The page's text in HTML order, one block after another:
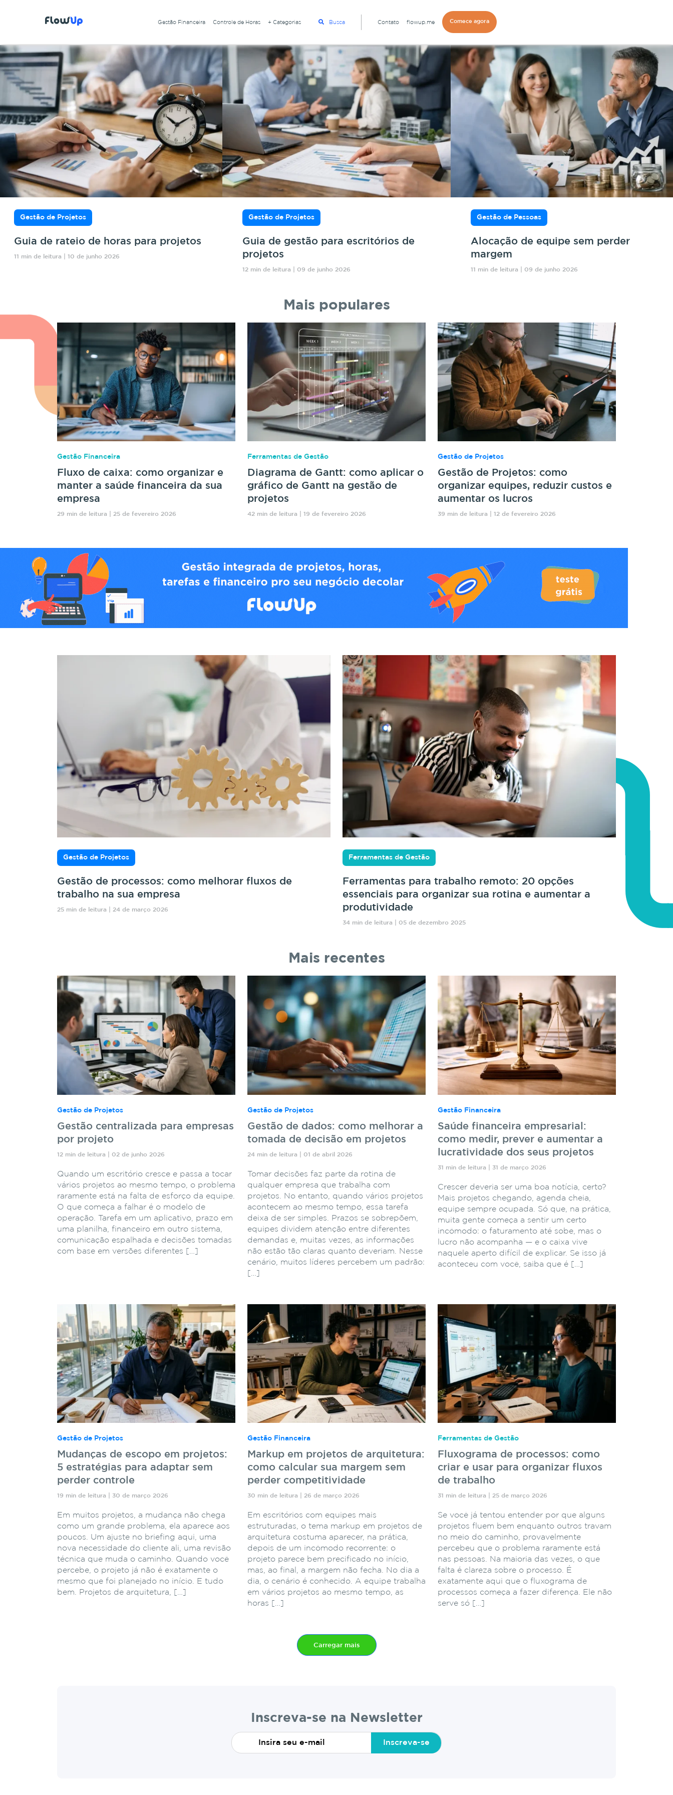
Gestão Financeira Controle de Horas + Categorias Busca Contato flowup.me Comece agora
Gestão de Projetos
Guia de rateio de horas para projetos
11 min de leitura | 10 de junho 2026
Gestão de Projetos
Guia de gestão para escritórios de
projetos
12 min de leitura | 09 de junho 2026
Gestão de Pessoas
Alocação de equipe sem perder
margem
11 min de leitura | 09 de junho 2026
Mais populares
Gestão Financeira
Fluxo de caixa: como organizar e
manter a saúde financeira da sua
empresa
29 min de leitura | 25 de fevereiro 2026
Ferramentas de Gestão
Diagrama de Gantt: como aplicar o
gráfico de Gantt na gestão de
projetos
42 min de leitura | 19 de fevereiro 2026
Gestão de Projetos
Gestão de Projetos: como
organizar equipes, reduzir custos e
aumentar os lucros
39 min de leitura | 12 de fevereiro 2026
Gestão de Projetos
Gestão de processos: como melhorar fluxos de
trabalho na sua empresa
25 min de leitura | 24 de março 2026
Ferramentas de Gestão
Ferramentas para trabalho remoto: 20 opções
essenciais para organizar sua rotina e aumentar a
produtividade
34 min de leitura | 05 de dezembro 2025
Mais recentes
Gestão de Projetos
Gestão centralizada para empresas
por projeto
12 min de leitura | 02 de junho 2026
Quando um escritório cresce e passa a tocar
vários projetos ao mesmo tempo, o problema
raramente está na falta de esforço da equipe.
O que começa a falhar é o modelo de
operação. Tarefa em um aplicativo, prazo em
uma planilha, financeiro em outro sistema,
comunicação espalhada e decisões tomadas
com base em versões diferentes […]
Gestão de Projetos
Gestão de dados: como melhorar a
tomada de decisão em projetos
24 min de leitura | 01 de abril 2026
Tomar decisões faz parte da rotina de
qualquer empresa que trabalha com
projetos. No entanto, quando vários projetos
acontecem ao mesmo tempo, essa tarefa
deixa de ser simples. Prazos se sobrepõem,
equipes dividem atenção entre diferentes
demandas e, muitas vezes, as informações
não estão tão claras quanto deveriam. Nesse
cenário, muitos líderes percebem um padrão:
[…]
Gestão Financeira
Saúde financeira empresarial:
como medir, prever e aumentar a
lucratividade dos seus projetos
31 min de leitura | 31 de março 2026
Crescer deveria ser uma boa notícia, certo?
Mais projetos chegando, agenda cheia,
equipe sempre ocupada. Só que, na prática,
muita gente começa a sentir um certo
incômodo: o faturamento até sobe, mas o
lucro não acompanha — e o caixa vive
naquele aperto difícil de explicar. Se isso já
aconteceu com você, saiba que é […]
Gestão de Projetos
Mudanças de escopo em projetos:
5 estratégias para adaptar sem
perder controle
19 min de leitura | 30 de março 2026
Em muitos projetos, a mudança não chega
como um grande problema, ela aparece aos
poucos. Um ajuste no briefing aqui, uma
nova necessidade do cliente ali, uma revisão
técnica que muda o caminho. Quando você
percebe, o projeto já não é exatamente o
mesmo que foi planejado no início. E tudo
bem. Projetos de arquitetura, […]
Gestão Financeira
Markup em projetos de arquitetura:
como calcular sua margem sem
perder competitividade
30 min de leitura | 26 de março 2026
Em escritórios com equipes mais
estruturadas, o tema markup em projetos de
arquitetura costuma aparecer, na prática,
depois de um incômodo recorrente: o
projeto parece bem precificado no início,
mas, ao final, a margem não fecha. No dia a
dia, o cenário é conhecido. A equipe trabalha
em vários projetos ao mesmo tempo, as
horas […]
Ferramentas de Gestão
Fluxograma de processos: como
criar e usar para organizar fluxos
de trabalho
31 min de leitura | 25 de março 2026
Se você já tentou entender por que alguns
projetos fluem bem enquanto outros travam
no meio do caminho, provavelmente
percebeu que o problema raramente está
nas pessoas. Na maioria das vezes, o que
falta é clareza sobre o processo. É
exatamente aqui que o fluxograma de
processos começa a fazer diferença. Ele não
serve só […]
Carregar mais
Inscreva-se na Newsletter
Inscreva-se